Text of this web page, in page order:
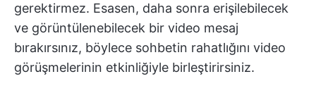
gerektirmez. Esasen, daha sonra erişilebilecek
ve görüntülenebilecek bir video mesaj
bırakırsınız, böylece sohbetin rahatlığını video
görüşmelerinin etkinliğiyle birleştirirsiniz.